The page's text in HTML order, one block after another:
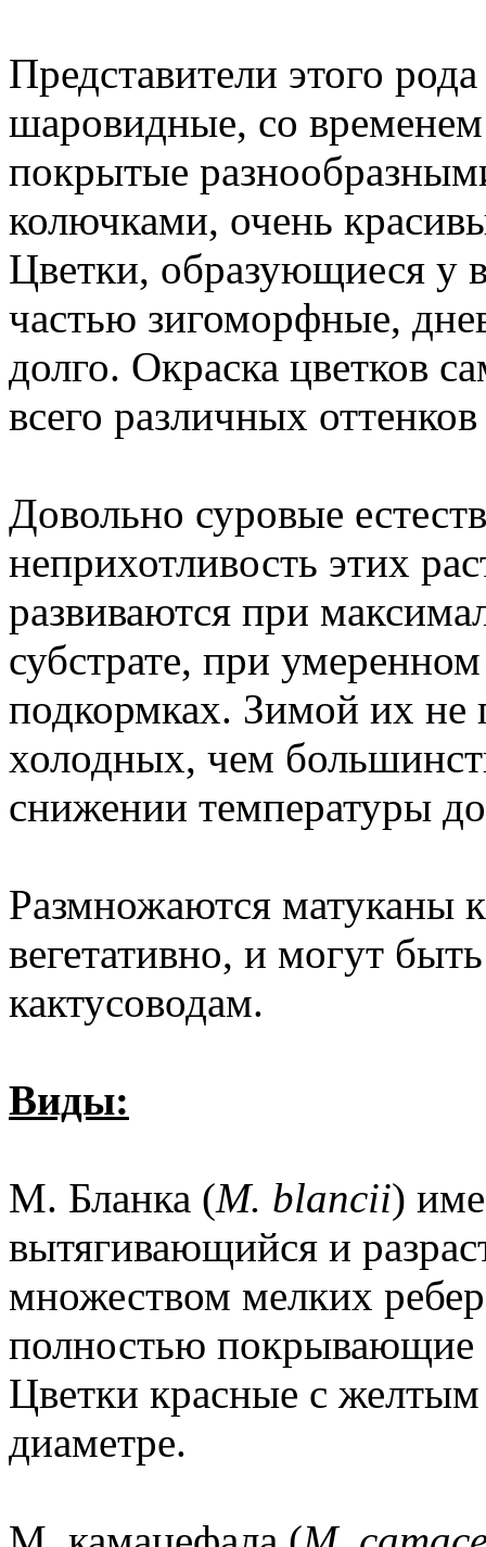
Представители этого
шаровидные, со
покрытые
колючками, очень
Цветки, образующиеся у
частью зигоморфные,
долго. Окраска цветков
всего различных
Довольно суровые
неприхотливость этих
развиваются при
субстрате, при
подкормках. Зимой их не
холодных, чем
снижении температуры
Размножаются матуканы
вегетативно, и могут
кактусоводам.
Виды:
М. Бланка (М. blancii)
вытягивающийся и
множеством мелких
полностью покрывающие
Цветки красные с
диаметре.